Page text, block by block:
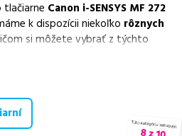
Canon i-SENSYS MF 272
k dispozícii niekoľko rôznych
si môžete vybrať z týchto
náplní
výhodnejšie alternatívy,
tlače
, medzi ktoré patríšpičková